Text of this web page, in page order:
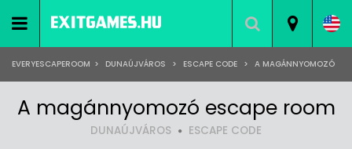
EVERYESCAPEROOM > DUNAÚJVÁROS > ESCAPE CODE > A MAGÁNNYOMOZÓ
A magánnyomozó escape room
DUNAÚJVÁROS ESCAPE CODE